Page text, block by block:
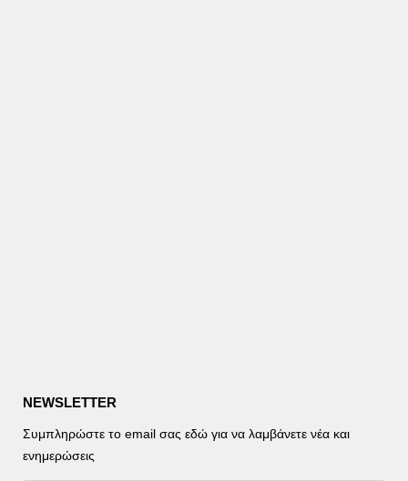
NEWSLETTER
Συμπληρώστε το email σας εδώ για να λαμβάνετε νέα και
ενημερώσεις